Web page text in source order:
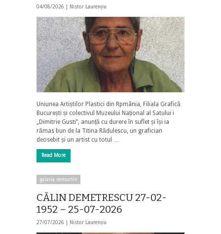
04/08/2026 | Nistor Laurențiu
Uniunea Artiștilor Plastici din Rpmânia, Filiala Grafică
București și colectivul Muzeului Național al Satului i
„Dimitrie Gusti”, anunță cu durere în suflet și își ia
rămas bun de la Titina Rădulescu, un grafician
deosebit și un artist cu totul …
Read More
galaxia nemuririi
CĂLIN DEMETRESCU 27-02-
1952 – 25-07-2026
27/07/2026 | Nistor Laurențiu